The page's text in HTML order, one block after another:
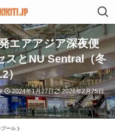
エアアジア深夜便
スとNU Sentral（冬
）
2024年1月27日
2026年2月25日
プール